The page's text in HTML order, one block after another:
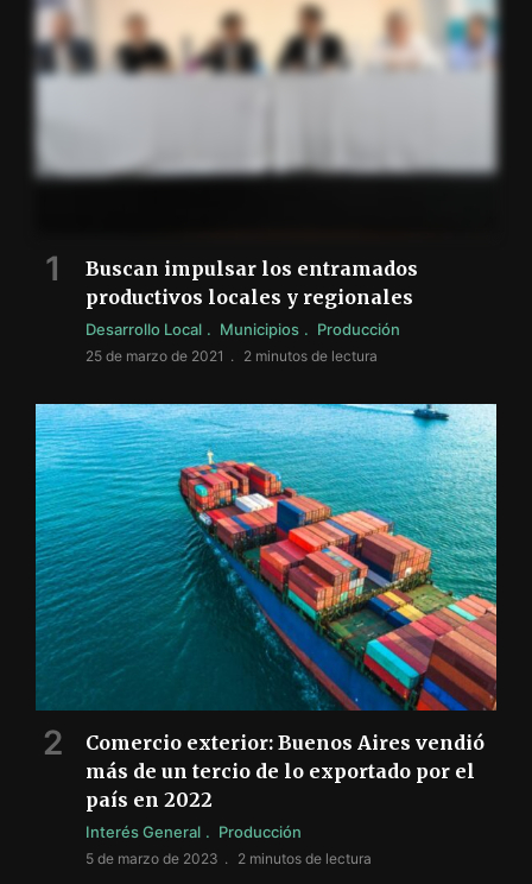
Buscan impulsar los entramados
productivos locales y regionales
Desarrollo Local Municipios Producción
25 de marzo de 2021 2 minutos de lectura
Comercio exterior: Buenos Aires vendió
más de un tercio de lo exportado por el
país en 2022
Interés General Producción
5 de marzo de 2023 2 minutos de lectura